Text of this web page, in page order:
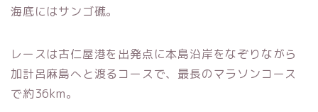
海底にはサンゴ礁。
レースは古仁屋港を出発点に本島沿岸をなぞりながら
加計呂麻島へと渡るコースで、最長のマラソンコース
で約36km。